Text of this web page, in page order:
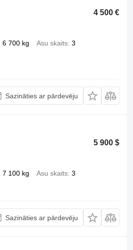
4 500 €
6 700 kg Asu skaits 3
Sazināties ar pārdevēju
5 900 $
7 100 kg Asu skaits 3
Sazināties ar pārdevēju